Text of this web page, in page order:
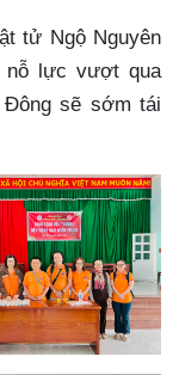
tử Ngộ Nguyên
nỗ lực vượt qua
sẽ sớm tái